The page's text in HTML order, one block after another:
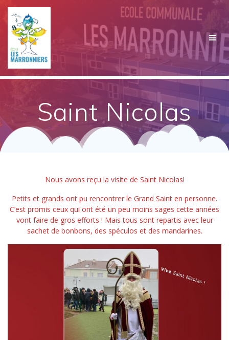
Passer
au
contenu
Saint Nicolas
Nous avons reçu la visite de Saint Nicolas!
Petits et grands ont pu rencontrer le Grand Saint en personne.
C’est promis ceux qui ont été un peu moins sages cette années
vont faire de gros efforts ! Mais tous sont repartis avec leur
sachet de bonbons, des spéculos et des mandarines.